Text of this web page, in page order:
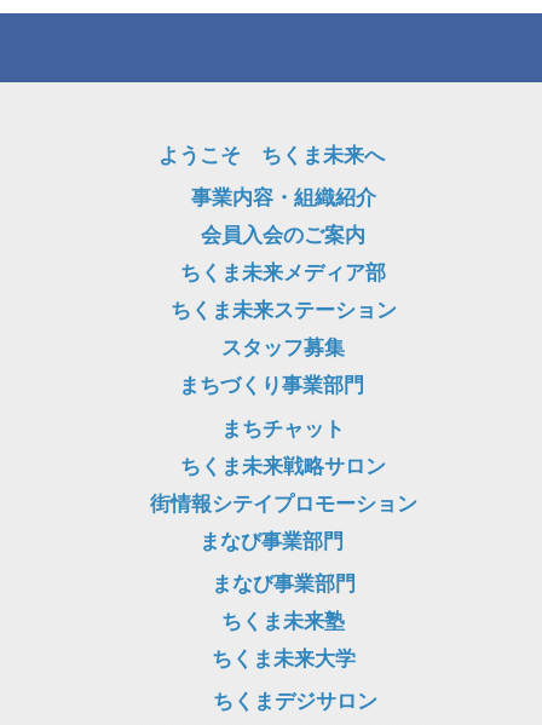
ようこそ ちくま未来へ
事業内容・組織紹介
会員入会のご案内
ちくま未来メディア部
ちくま未来ステーション
スタッフ募集
まちづくり事業部門
まちチャット
ちくま未来戦略サロン
街情報シテイプロモーション
まなび事業部門
まなび事業部門
ちくま未来塾
ちくま未来大学
ちくまデジサロン